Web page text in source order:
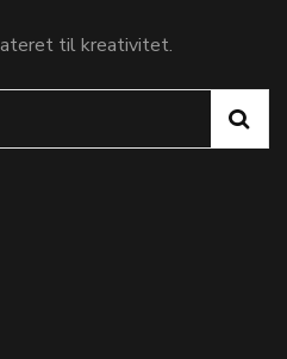
til kreativitet.